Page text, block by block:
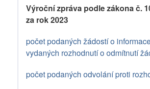
Výroční zpráva podle zákona č.
za rok 2023
počet podaných žádostí o
vydaných rozhodnutí o odmítnutí
počet podaných odvolání proti